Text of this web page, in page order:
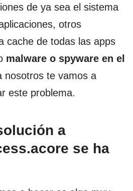
de ya sea el sistema
otros
cache de todas las apps
malware o spyware en el
nosotros te vamos a
este problema.
a
se ha